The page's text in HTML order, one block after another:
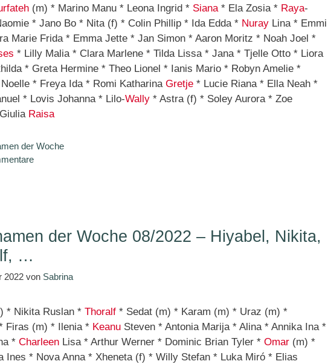
(m) * Marino Manu * Leona Ingrid * Siana* Ela Zosia * Raya-
* Jano Bo * Nita (f) * Colin Phillip * Ida Edda * Nuray Lina * Emmi
Marie Frida * Emma Jette * Jan Simon * Aaron Moritz * Noah Joel *
* Lilly Malia * Clara Marlene * Tilda Lissa * Jana * Tjelle Otto * Liora
* Greta Hermine * Theo Lionel * Ianis Mario * Robyn Amelie *
Noelle * Freya Ida * Romi Katharina Gretje * Lucie Riana * Ella Neah *
* Lovis Johanna * Lilo-Wally * Astra (f) * Soley Aurora * Zoe
Raisa
der Woche
der Woche 08/2022 – Hiyabel, Nikita,
…
2022 von Sabrina
* Nikita Ruslan * Thoralf * Sedat (m) * Karam (m) * Uraz (m) *
Firas (m) * Ilenia * Keanu Steven * Antonia Marija * Alina * Annika Ina *
* Charleen Lisa * Arthur Werner * Dominic Brian Tyler * Omar (m) *
Ines * Nova Anna * Xheneta (f) * Willy Stefan * Luka Miró * Elias